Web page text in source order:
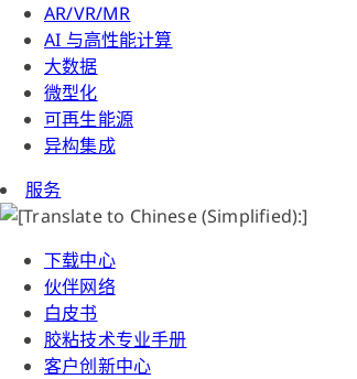
AR/VR/MR
AI 与高性能计算
大数据
微型化
可再生能源
异构集成
服务
下载中心
伙伴网络
白皮书
胶粘技术专业手册
客户创新中心